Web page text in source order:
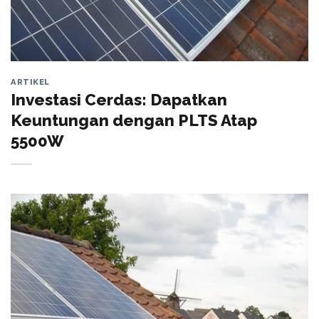
ARTIKEL
Investasi Cerdas: Dapatkan
Keuntungan dengan PLTS Atap
5500W